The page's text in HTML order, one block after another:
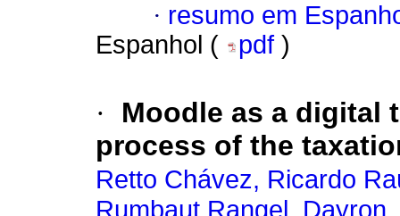
· resumo em
Espanhol (
pdf )
·
Moodle as a digital
process of the
Retto Chávez, Ricardo
Rumbaut Rangel, Dayron